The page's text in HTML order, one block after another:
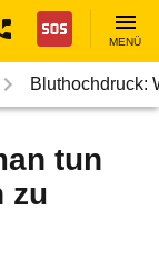
Nothilfe
MENÜ
Bluthochdruck:
tun
zu